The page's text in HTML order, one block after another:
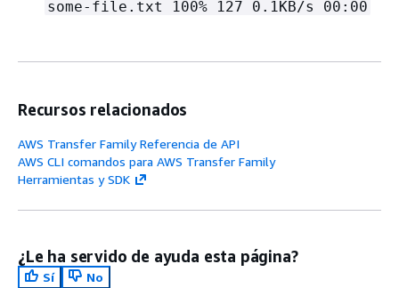
some-file.txt 100% 127 0.1KB/s 00:00
Recursos relacionados
AWS Transfer Family Referencia de API
AWS CLI comandos para AWS Transfer Family
Herramientas y SDK
¿Le ha servido de ayuda esta página?
Sí
No